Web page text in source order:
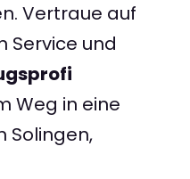
Vertraue auf
Service und
Weg in eine
Solingen,